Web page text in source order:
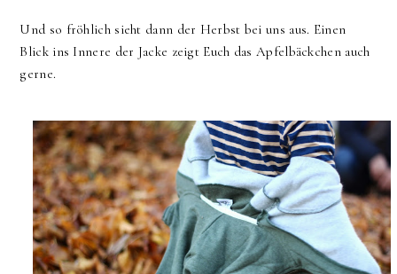
Und so fröhlich sieht dann der Herbst bei uns aus. Einen
Blick ins Innere der Jacke zeigt Euch das Apfelbäckchen auch
gerne.